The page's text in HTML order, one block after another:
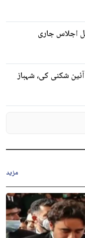
اجلاس جاری
شکنی کی، شہباز
مزید